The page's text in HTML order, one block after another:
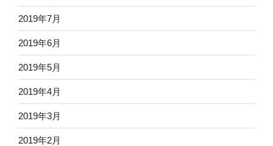
2019年7月
2019年6月
2019年5月
2019年4月
2019年3月
2019年2月